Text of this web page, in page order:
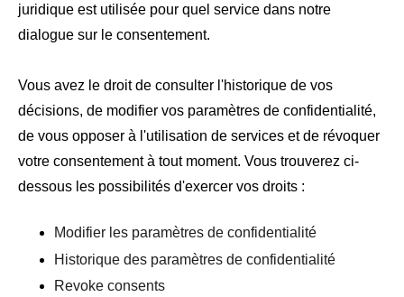
juridique est utilisée pour quel service dans notre
dialogue sur le consentement.
Vous avez le droit de consulter l'historique de vos
décisions, de modifier vos paramètres de confidentialité,
de vous opposer à l'utilisation de services et de révoquer
votre consentement à tout moment. Vous trouverez ci-
dessous les possibilités d'exercer vos droits :
Modifier les paramètres de confidentialité
Historique des paramètres de confidentialité
Revoke consents